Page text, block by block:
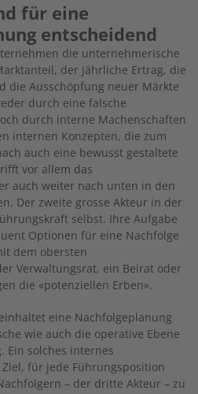
für eine
entscheidend
die unternehmerische
der jährliche Ertrag, die
die Ausschöpfung neuer Märkte
durch eine falsche
durch interne Machenschaften
internen Konzepten, die zum
auch eine bewusst gestaltete
vor allem das
auch weiter nach unten in den
Der zweite grosse Akteur in der
selbst. Ihre Aufgabe
Optionen für eine Nachfolge
dem obersten
Verwaltungsrat, ein Beirat oder
die «potenziellen Erben».
eine Nachfolgeplanung
wie auch die operative Ebene
Ein solches internes
für jede Führungsposition
– der dritte Akteur – zu